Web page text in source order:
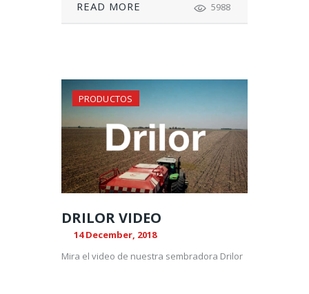
READ MORE 5988
PRODUCTOS
DRILOR VIDEO
14 December, 2018
Mira el video de nuestra sembradora Drilor